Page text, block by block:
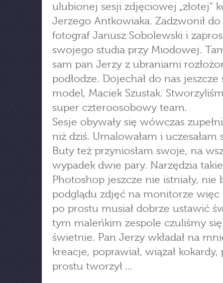
ulubionej sesji zdjęciowej „złotej"
Jerzego Antkowiaka. Zadzwonił
fotograf Janusz Sobolewski i
swojego studia przy Miodowej.
sam pan Jerzy z ubraniami
podłodze. Dojechał do nas jeszcze
model, Maciek Szustak.
super czteroosobowy team.
Sesje obywały się wówczas
niż dziś. Umalowałam i uczesałam
Buty też przyniosłam swoje, na
wypadek dwie pary. Narzędzia
Photoshop jeszcze nie istniały, nie
podglądu zdjęć na monitorze więc
po prostu musiał dobrze ustawić
tym maleńkim zespole czuliśmy
świetnie. Pan Jerzy wkładał na
kreacje, poprawiał, wiązał kokardy,
prostu tworzył ...